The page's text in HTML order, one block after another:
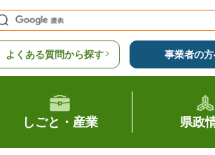
よくある質問から探す 事業者の
しごと・産業 県政